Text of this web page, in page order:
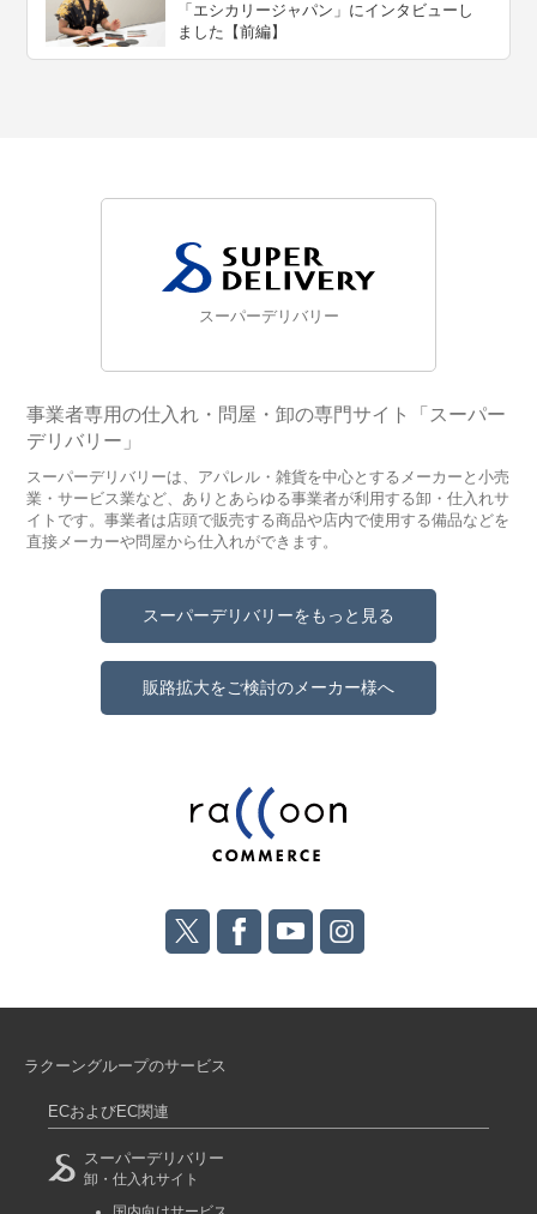
「エシカリージャパン」にインタビューし
ました【前編】
スーパーデリバリー
事業者専用の仕入れ・問屋・卸の専門サイト「スーパー
デリバリー」
スーパーデリバリーは、アパレル・雑貨を中心とするメーカーと小売
業・サービス業など、ありとあらゆる事業者が利用する卸・仕入れサ
イトです。事業者は店頭で販売する商品や店内で使用する備品などを
直接メーカーや問屋から仕入れができます。
スーパーデリバリーをもっと見る
販路拡大をご検討のメーカー様へ
ラクーングループのサービス
ECおよびEC関連
スーパーデリバリー
卸・仕入れサイト